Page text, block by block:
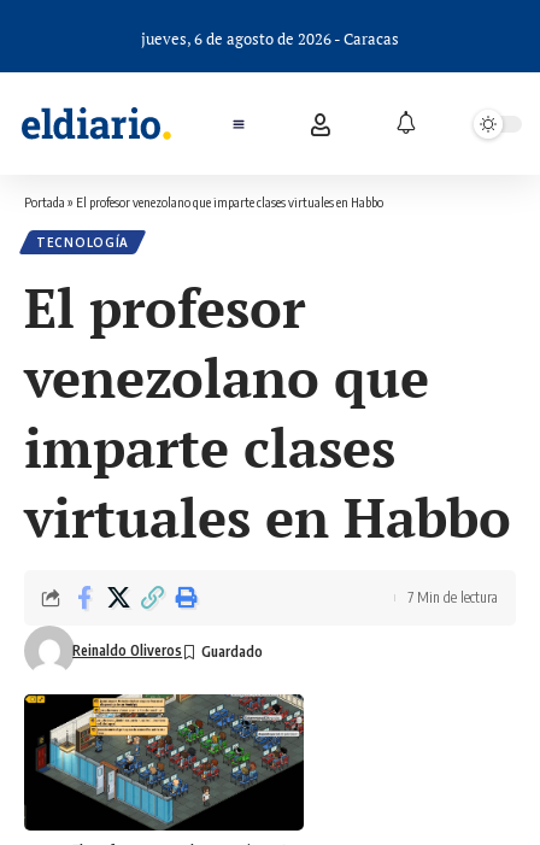
jueves, 6 de agosto de 2026 - Caracas
Portada » El profesor venezolano que imparte clases virtuales en Habbo
TECNOLOGÍA
El profesor
venezolano que
imparte clases
virtuales en Habbo
Reinaldo Oliveros
7 Min de lectura